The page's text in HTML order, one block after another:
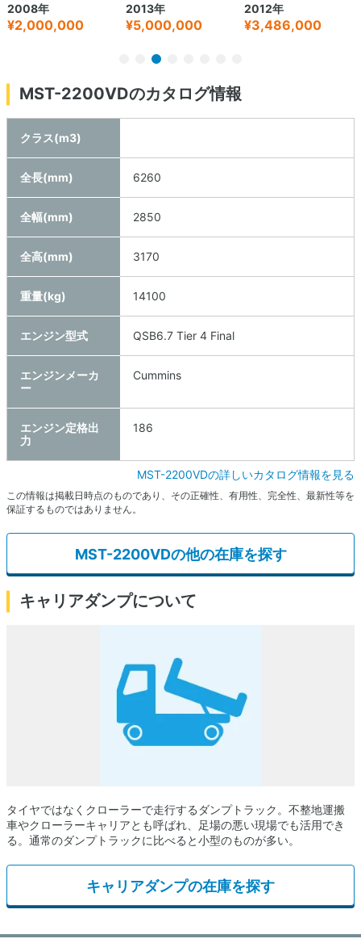
2008年
¥2,000,000
2013年
¥5,000,000
2012年
¥3,486,000
MST-2200VDのカタログ情報
クラス(m3)
全長(mm) 6260
全幅(mm) 2850
全高(mm) 3170
重量(kg) 14100
エンジン型式 QSB6.7 Tier 4 Final
エンジンメーカ
ー
Cummins
エンジン定格出
力
186
MST-2200VDの詳しいカタログ情報を見る
この情報は掲載日時点のものであり、その正確性、有用性、完全性、最新性等を
保証するものではありません。
MST-2200VDの他の在庫を探す
キャリアダンプについて
タイヤではなくクローラーで走行するダンプトラック。不整地運搬
車やクローラーキャリアとも呼ばれ、足場の悪い現場でも活用でき
る。通常のダンプトラックに比べると小型のものが多い。
キャリアダンプの在庫を探す